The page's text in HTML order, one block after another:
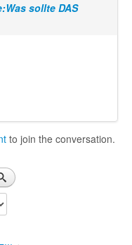
sollte DAS
to join the conversation.